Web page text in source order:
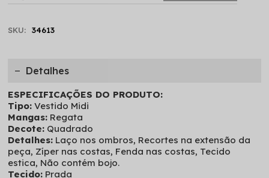
SKU: 34613
Detalhes
ESPECIFICAÇÕES DO PRODUTO:
Tipo: Vestido Midi
Mangas: Regata
Decote: Quadrado
Detalhes: Laço nos ombros, Recortes na extensão da
peça, Zíper nas costas, Fenda nas costas, Tecido
estica, Não contém bojo.
Tecido: Prada